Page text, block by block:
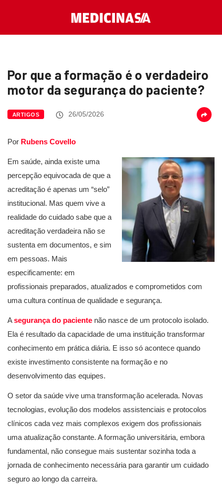
Por que a formação é o verdadeiro
motor da segurança do paciente?
ARTIGOS 26/05/2026
Por Rubens Covello
Em saúde, ainda existe uma
percepção equivocada de que a
acreditação é apenas um “selo”
institucional. Mas quem vive a
realidade do cuidado sabe que a
acreditação verdadeira não se
sustenta em documentos, e sim
em pessoas. Mais
especificamente: em
profissionais preparados, atualizados e comprometidos com
uma cultura contínua de qualidade e segurança.
Asegurança do paciente não nasce de um protocolo isolado.
Ela é resultado da capacidade de uma instituição transformar
conhecimento em prática diária. E isso só acontece quando
existe investimento consistente na formação e no
desenvolvimento das equipes.
O setor da saúde vive uma transformação acelerada. Novas
tecnologias, evolução dos modelos assistenciais e protocolos
clínicos cada vez mais complexos exigem dos profissionais
uma atualização constante. A formação universitária, embora
fundamental, não consegue mais sustentar sozinha toda a
jornada de conhecimento necessária para garantir um cuidado
seguro ao longo da carreira.